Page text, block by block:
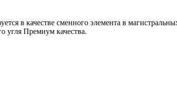
в качестве сменного элемента в
угля Премиум качества.